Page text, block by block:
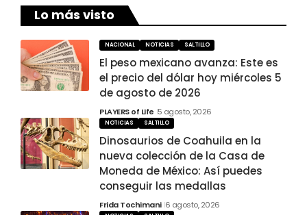
Lo más visto
NACIONAL NOTICIAS SALTILLO
El peso mexicano avanza: Este es
el precio del dólar hoy miércoles 5
de agosto de 2026
PLAYERS of Life 5 agosto, 2026
NOTICIAS SALTILLO
Dinosaurios de Coahuila en la
nueva colección de la Casa de
Moneda de México: Así puedes
conseguir las medallas
Frida Tochimani 6 agosto, 2026